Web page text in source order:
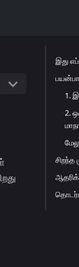
இது
1.
2.
சிறந்த